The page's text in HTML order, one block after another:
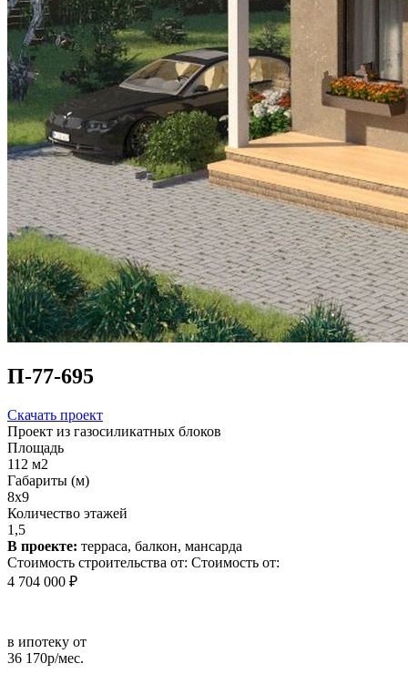
П-77-695
Скачать проект
Проект из газосиликатных блоков
Площадь
112 м2
Габариты (м)
8x9
Количество этажей
1,5
В проекте: терраса, балкон, мансарда
Стоимость строительства от: Стоимость от:
4 704 000 ₽
в ипотеку от
36 170р/мес.